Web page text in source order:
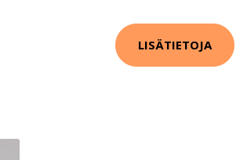
LISÄTIETOJA